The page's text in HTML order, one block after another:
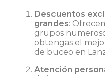
Descuentos
grandes:
grupos
obtengas el
de buceo en
Atención